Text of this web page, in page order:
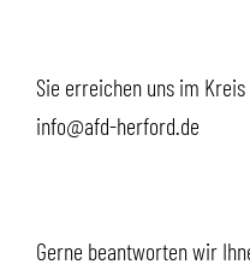
Sie erreichen uns im
info@afd-herford.de
Gerne beantworten wir